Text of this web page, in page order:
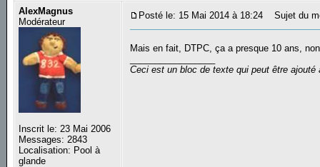
AlexMagnus
Modérateur
Inscrit le: 23 Mai 2006
Messages: 2843
Localisation: Pool à
glande
Posté le: 15 Mai 2014 à 18:24 Sujet du
Mais en fait, DTPC, ça a presque 10 ans,
Ceci est un bloc de texte qui peut être